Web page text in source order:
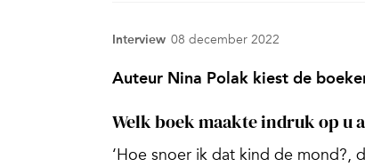
Interview 08 december 2022
Auteur Nina Polak kiest de
Welk boek maakte indruk op u
‘Hoe snoer ik dat kind de mond?,